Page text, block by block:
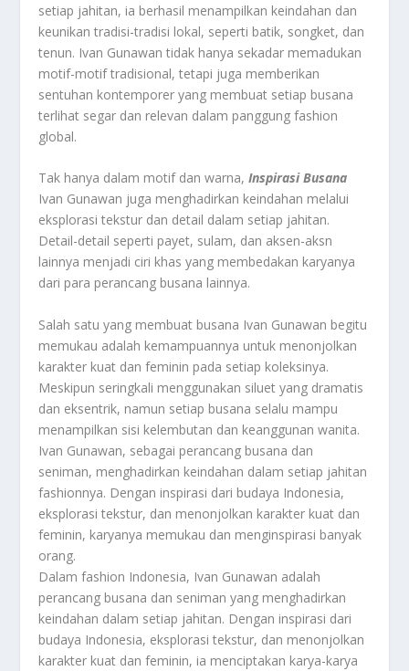
setiap jahitan, ia berhasil menampilkan keindahan dan
keunikan tradisi-tradisi lokal, seperti batik, songket, dan
tenun. Ivan Gunawan tidak hanya sekadar memadukan
motif-motif tradisional, tetapi juga memberikan
sentuhan kontemporer yang membuat setiap busana
terlihat segar dan relevan dalam panggung fashion
global.
Tak hanya dalam motif dan warna,Inspirasi Busana
Ivan Gunawan juga menghadirkan keindahan melalui
eksplorasi tekstur dan detail dalam setiap jahitan.
Detail-detail seperti payet, sulam, dan aksen-aksn
lainnya menjadi ciri khas yang membedakan karyanya
dari para perancang busana lainnya.
Salah satu yang membuat busana Ivan Gunawan begitu
memukau adalah kemampuannya untuk menonjolkan
karakter kuat dan feminin pada setiap koleksinya.
Meskipun seringkali menggunakan siluet yang dramatis
dan eksentrik, namun setiap busana selalu mampu
menampilkan sisi kelembutan dan keanggunan wanita.
Ivan Gunawan, sebagai perancang busana dan
seniman, menghadirkan keindahan dalam setiap jahitan
fashionnya. Dengan inspirasi dari budaya Indonesia,
eksplorasi tekstur, dan menonjolkan karakter kuat dan
feminin, karyanya memukau dan menginspirasi banyak
orang.
Dalam fashion Indonesia, Ivan Gunawan adalah
perancang busana dan seniman yang menghadirkan
keindahan dalam setiap jahitan. Dengan inspirasi dari
budaya Indonesia, eksplorasi tekstur, dan menonjolkan
karakter kuat dan feminin, ia menciptakan karya-karya